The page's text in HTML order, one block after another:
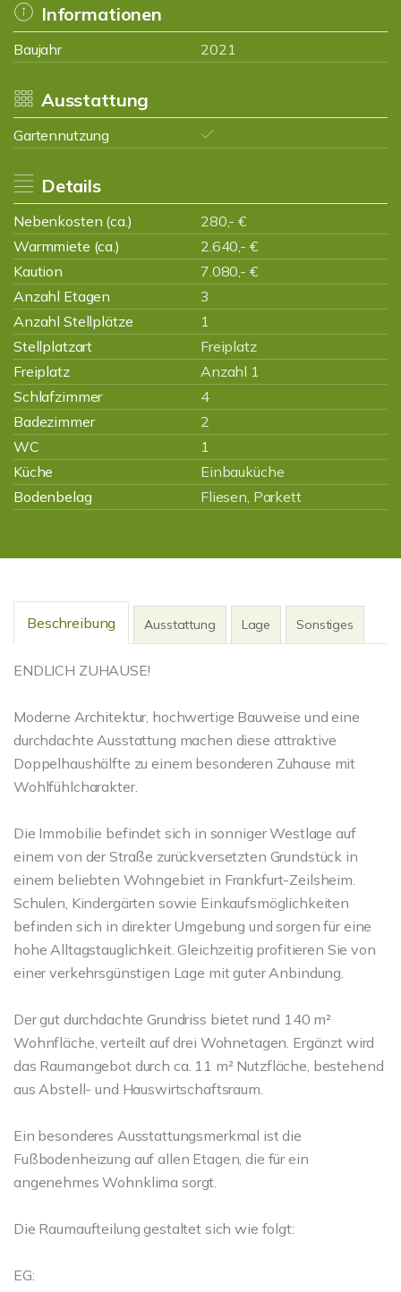
Informationen
Baujahr 2021
Ausstattung
Gartennutzung
Details
Nebenkosten (ca.)
280,- €
Warmmiete (ca.)
2.640,- €
Kaution
7.080,- €
Anzahl Etagen
3
Anzahl Stellplätze
1
Stellplatzart
Freiplatz
Freiplatz
Anzahl 1
Schlafzimmer
4
Badezimmer
2
WC
1
Küche
Einbauküche
Bodenbelag
Fliesen, Parkett
Beschreibung Ausstattung Lage Sonstiges
ENDLICH ZUHAUSE!
Moderne Architektur, hochwertige Bauweise und eine
durchdachte Ausstattung machen diese attraktive
Doppelhaushälfte zu einem besonderen Zuhause mit
Wohlfühlcharakter.
Die Immobilie befindet sich in sonniger Westlage auf
einem von der Straße zurückversetzten Grundstück in
einem beliebten Wohngebiet in Frankfurt-Zeilsheim.
Schulen, Kindergärten sowie Einkaufsmöglichkeiten
befinden sich in direkter Umgebung und sorgen für eine
hohe Alltagstauglichkeit. Gleichzeitig profitieren Sie von
einer verkehrsgünstigen Lage mit guter Anbindung.
Der gut durchdachte Grundriss bietet rund 140 m²
Wohnfläche, verteilt auf drei Wohnetagen. Ergänzt wird
das Raumangebot durch ca. 11 m² Nutzfläche, bestehend
aus Abstell- und Hauswirtschaftsraum.
Ein besonderes Ausstattungsmerkmal ist die
Fußbodenheizung auf allen Etagen, die für ein
angenehmes Wohnklima sorgt.
Die Raumaufteilung gestaltet sich wie folgt:
EG: